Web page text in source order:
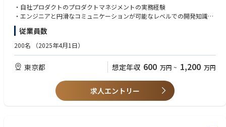
■「0→1」と「1→10」の両面の経験、ICEスコアによる意思決定の経験
を積むことができます。
■ドメイン知識の専門性アップ：「特定保健指導」という、今後さらに市
場が拡大するヘルスケア領域の深い知識が身につきます。
■実力次第では役職者や事業開発などキャリアの幅を広げることができま
私たちは2021年6月に設立し、AIによる分散型電源の運用プラットフォー
ム「ELIC」と、ファイナンスの力を組み合わせることにより、ニーズに即
したNon-FIT電源の開発と再生可能エネルギーの供給を実現しています。
▼事業概要
1. 脱炭素戦略事業：GHG排出量算定業務の効率化及び脱炭素戦略に関する
2. AIエネルギーマネジメント：「ELIC」シリーズ等の開発・提供・電力ア
グリゲーション
3. 再エネ開発事業：非FIT電源・蓄電池の開発、オンサイト/オフサイトPP
4. 再エネファンドの運営
ーケティング機能」
建設業の採用課題を解決する採用管理ツール「採用管理機能」
データを一元管理し経営改善に寄与する「経営管理機能」
建設/建築業界特化型の転職・求人サイト「キャリコンジョブ」
しかし、現状のラインナップだけでは顧客の全ニーズを満たすには至って
いません。今後は既存プロダクトへの機能追加や新たなプロダクトの開
発、各プロダクトの一元化を進めるとともに、商社や建材メーカーなどの
取り組んでいきます。
・自社プロダクトのプロダクトマネジメントの実務経験
・エンジニアと円滑なコミュニケーションが可能なレベルでの開発知識
・プロダクトのビジョン、ロードマップを策定し、それをチームで実行で
きる力
・多様な意見に耳を傾けながらも、顧客最優先で課題に取り組める姿勢
験
・事業開発～サービス企画経験
・開発経験、もしくは開発チームのマネジメント経験
従業員数
200名 （2025年4月1日）
東京都 想定年収 600 万円 ~ 1,200 万円
求人エントリー